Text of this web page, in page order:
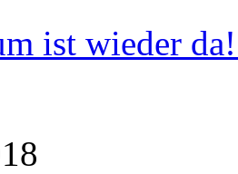
ist wieder